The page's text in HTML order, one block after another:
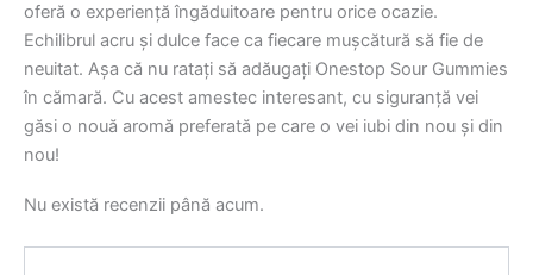
oferă o experiență îngăduitoare pentru orice ocazie.
Echilibrul acru și dulce face ca fiecare mușcătură să fie de
neuitat. Așa că nu ratați să adăugați Onestop Sour Gummies
în cămară. Cu acest amestec interesant, cu siguranță vei
găsi o nouă aromă preferată pe care o vei iubi din nou și din
nou!
Nu există recenzii până acum.